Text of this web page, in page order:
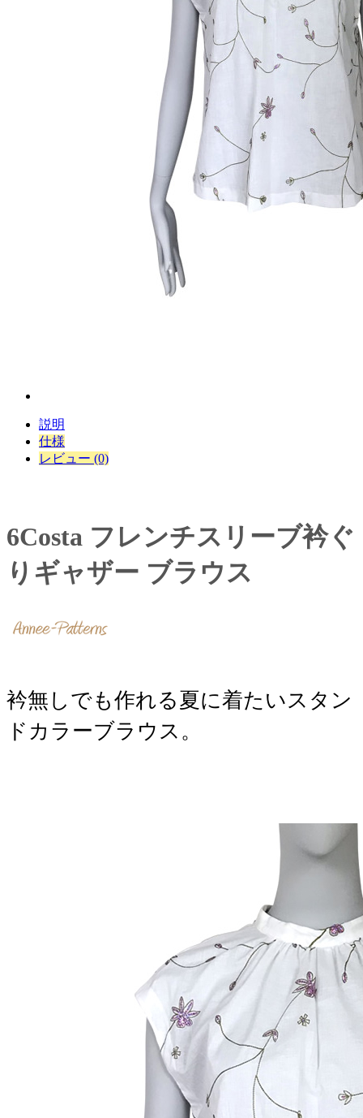
説明
仕様
レビュー (0)
6Costa フレンチスリーブ衿ぐ
りギャザー ブラウス
​衿無しでも作れる夏に着たいスタン
ドカラーブラウス。